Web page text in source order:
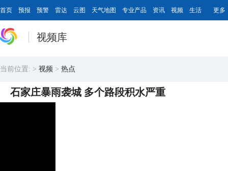
首页 预报 预警 雷达 云图 天气地图 专业产品 资讯 视频 生活 更多
视频库
当前位置: > 视频 > 热点
石家庄暴雨袭城 多个路段积水严重